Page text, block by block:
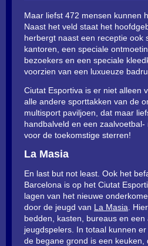
Maar liefst 472 mensen kunnen
Naast het veld staat het
herbergt naast een receptie ook
kantoren, een speciale
bezoekers en een speciale
voorzien van een luxueuze
Ciutat Esportiva is er niet alleen
alle andere sporttakken van de
multisport paviljoen, dat maar
handbalveld en een
voor de toekomstige sterren!
La Masia
En last but not least. Ook het
Barcelona is op het Ciutat
lagen van het nieuwe
door de jeugd van La Masia .
bedden, kasten, bureaus en
jeugdspelers. In totaal kunnen
de begane grond is een